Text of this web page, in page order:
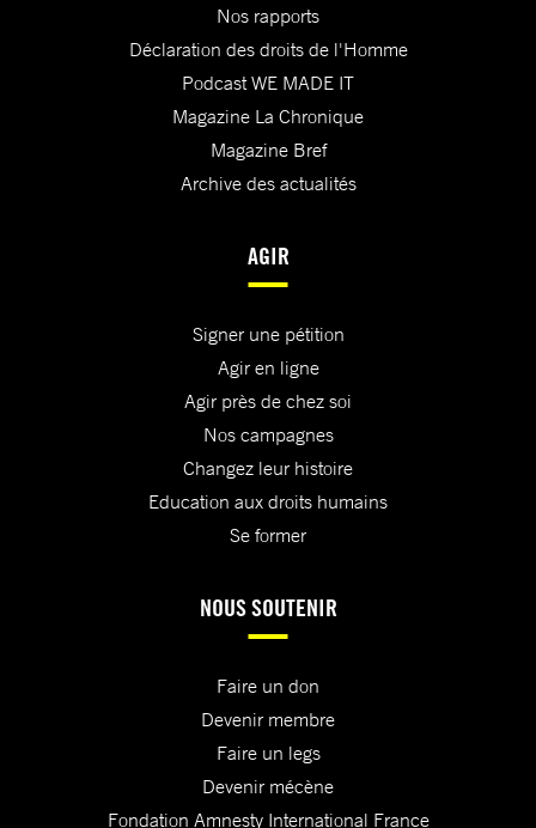
Nos rapports
Déclaration des droits de l'Homme
Podcast WE MADE IT
Magazine La Chronique
Magazine Bref
Archive des actualités
AGIR
Signer une pétition
Agir en ligne
Agir près de chez soi
Nos campagnes
Changez leur histoire
Education aux droits humains
Se former
NOUS SOUTENIR
Faire un don
Devenir membre
Faire un legs
Devenir mécène
Fondation Amnesty International France